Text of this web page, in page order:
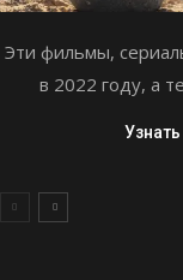
Эти фильмы,
в 2022 году, а